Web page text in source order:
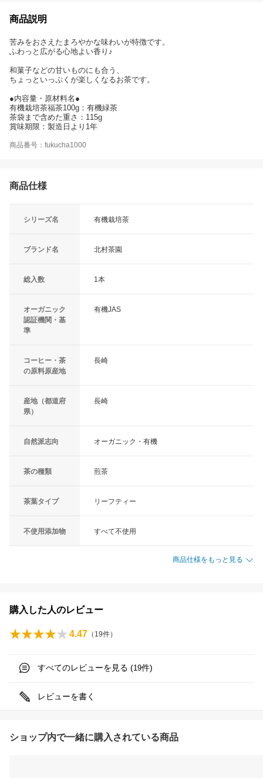
商品説明
苦みをおさえたまろやかな味わいが特徴です。
ふわっと広がる心地よい香り♪
和菓子などの甘いものにも合う、
ちょっといっぷくが楽しくなるお茶です。
●内容量・原材料名●
有機栽培茶福茶100g：有機緑茶
茶袋まで含めた重さ：115g
賞味期限：製造日より1年
商品番号：fukucha1000
商品仕様
シリーズ名 有機栽培茶
ブランド名 北村茶園
総入数 1本
オーガニック
認証機関・基
準
有機JAS
コーヒー・茶
の原料原産地
長崎
産地（都道府
県）
長崎
自然派志向 オーガニック・有機
茶の種類 煎茶
茶葉タイプ リーフティー
不使用添加物 すべて不使用
商品仕様をもっと見る
購入した人のレビュー
4.47 （ 19件）
すべてのレビューを見る (19件)
レビューを書く
ショップ内で一緒に購入されている商品